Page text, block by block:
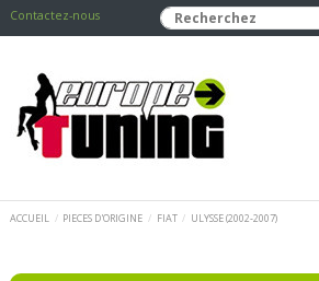
Contactez-nous
ACCUEIL PIECES D'ORIGINE FIAT ULYSSE (2002-2007)